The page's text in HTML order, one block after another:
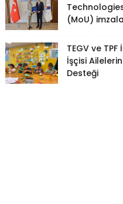
(MoU)
TEGV ve
İşçisi
Desteği